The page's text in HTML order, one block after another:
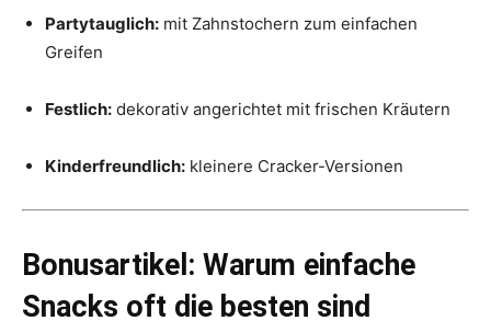
Partytauglich: mit Zahnstochern zum einfachen
Greifen
Festlich: dekorativ angerichtet mit frischen Kräutern
Kinderfreundlich: kleinere Cracker-Versionen
Bonusartikel: Warum einfache
Snacks oft die besten sind